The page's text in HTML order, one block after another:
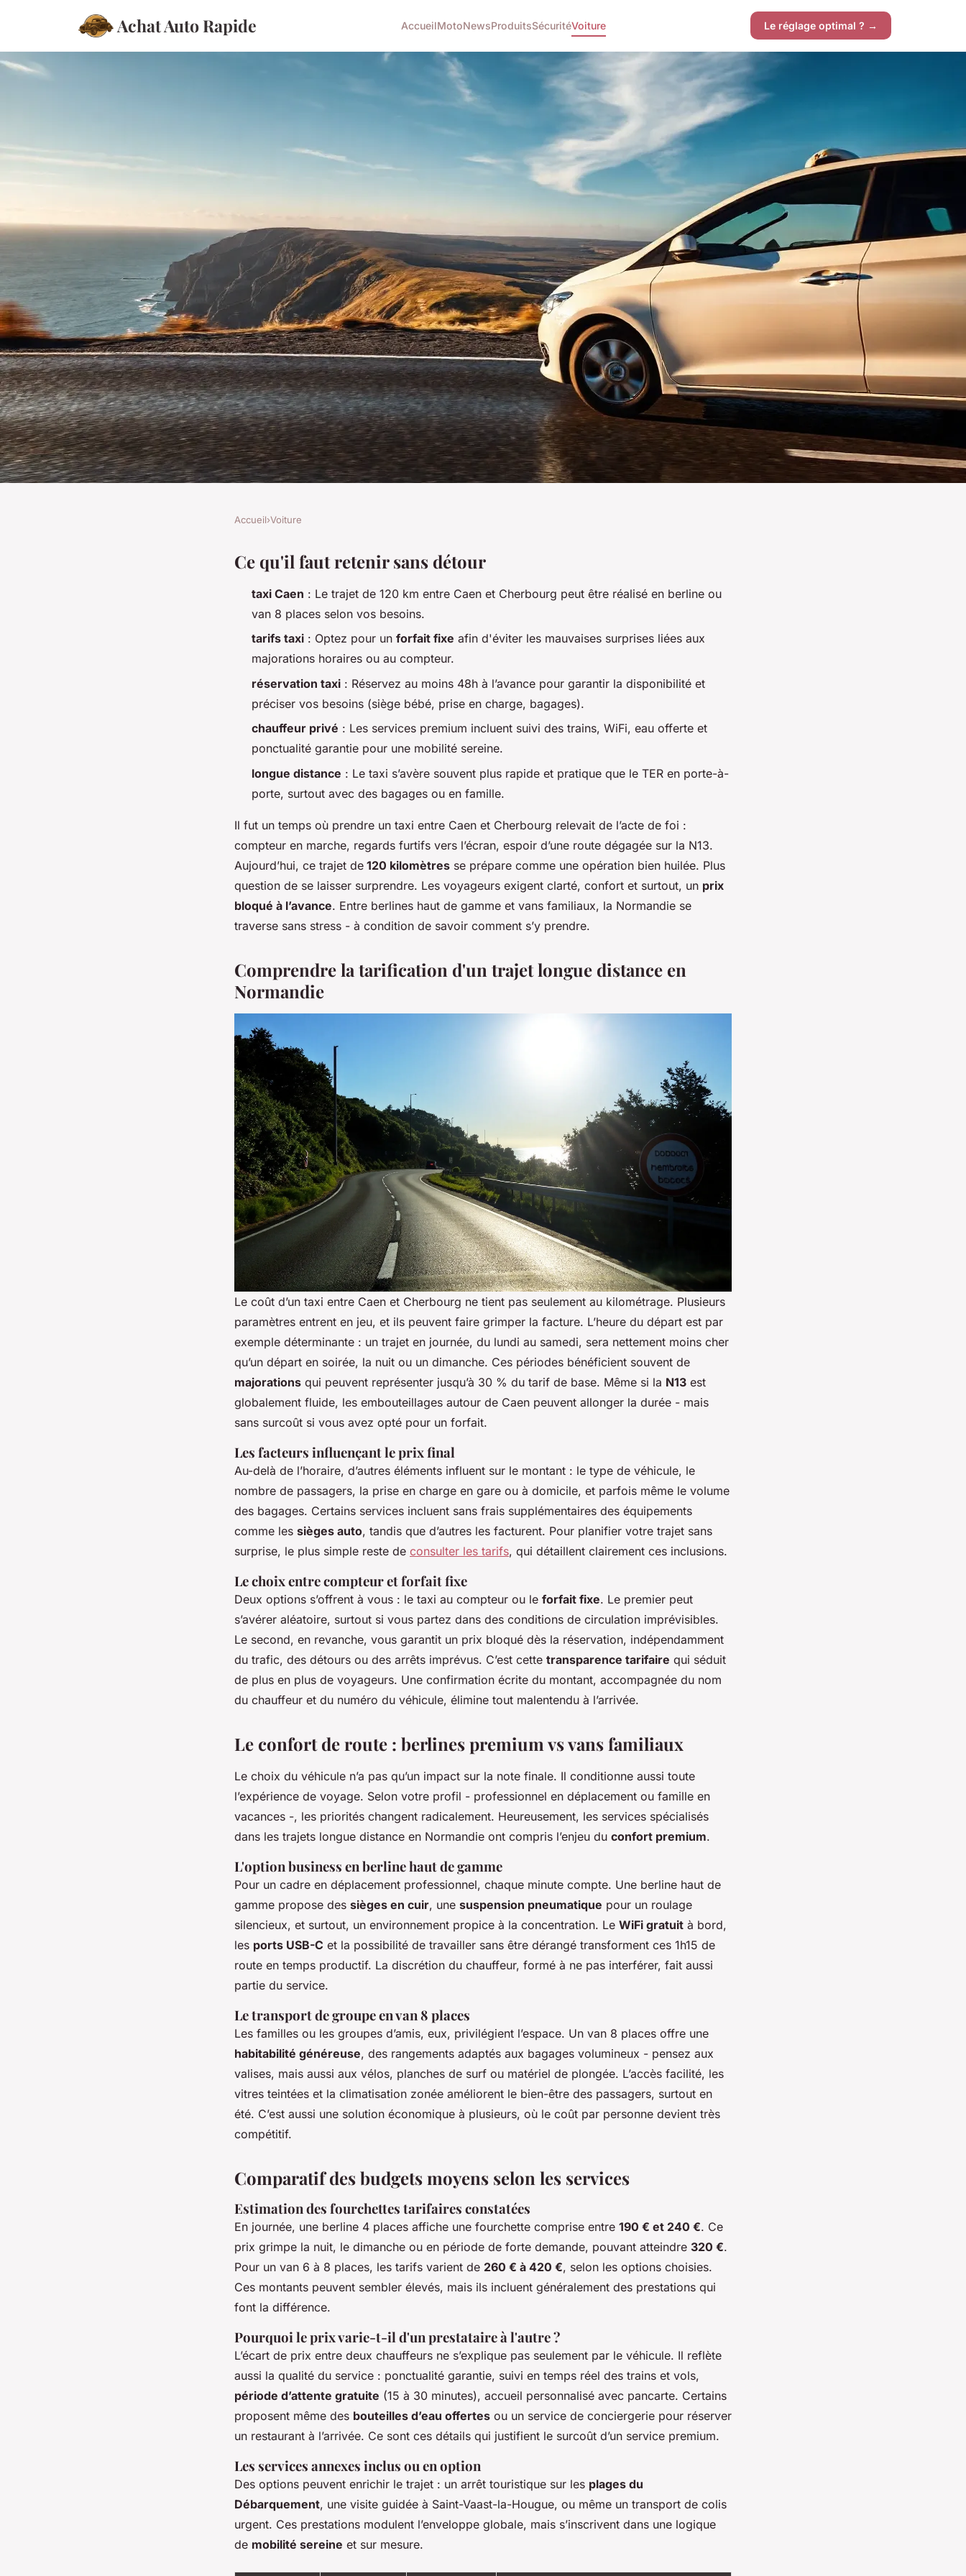
Achat Auto Rapide AccueilMotoNewsProduitsSécuritéVoiture Le réglage optimal ? →
Guide des tarifs des taxis entre Caen et
Accueil›Voiture
Ce qu'il faut retenir sans détour
taxi Caen : Le trajet de 120 km entre Caen et Cherbourg peut être réalisé en berline ou
van 8 places selon vos besoins.
tarifs taxi : Optez pour un forfait fixe afin d'éviter les mauvaises surprises liées aux
majorations horaires ou au compteur.
réservation taxi : Réservez au moins 48h à l’avance pour garantir la disponibilité et
préciser vos besoins (siège bébé, prise en charge, bagages).
chauffeur privé : Les services premium incluent suivi des trains, WiFi, eau offerte et
ponctualité garantie pour une mobilité sereine.
longue distance : Le taxi s’avère souvent plus rapide et pratique que le TER en porte-à-
porte, surtout avec des bagages ou en famille.
Il fut un temps où prendre un taxi entre Caen et Cherbourg relevait de l’acte de foi :
compteur en marche, regards furtifs vers l’écran, espoir d’une route dégagée sur la N13.
Aujourd’hui, ce trajet de 120 kilomètres se prépare comme une opération bien huilée. Plus
question de se laisser surprendre. Les voyageurs exigent clarté, confort et surtout, un prix
bloqué à l’avance. Entre berlines haut de gamme et vans familiaux, la Normandie se
traverse sans stress - à condition de savoir comment s’y prendre.
Comprendre la tarification d'un trajet longue distance en
Normandie
Le coût d’un taxi entre Caen et Cherbourg ne tient pas seulement au kilométrage. Plusieurs
paramètres entrent en jeu, et ils peuvent faire grimper la facture. L’heure du départ est par
exemple déterminante : un trajet en journée, du lundi au samedi, sera nettement moins cher
qu’un départ en soirée, la nuit ou un dimanche. Ces périodes bénéficient souvent de
majorations qui peuvent représenter jusqu’à 30 % du tarif de base. Même si la N13 est
globalement fluide, les embouteillages autour de Caen peuvent allonger la durée - mais
sans surcoût si vous avez opté pour un forfait.
Les facteurs influençant le prix final
Au-delà de l’horaire, d’autres éléments influent sur le montant : le type de véhicule, le
nombre de passagers, la prise en charge en gare ou à domicile, et parfois même le volume
des bagages. Certains services incluent sans frais supplémentaires des équipements
comme les sièges auto, tandis que d’autres les facturent. Pour planifier votre trajet sans
surprise, le plus simple reste de consulter les tarifs, qui détaillent clairement ces inclusions.
Le choix entre compteur et forfait fixe
Deux options s’offrent à vous : le taxi au compteur ou le forfait fixe. Le premier peut
s’avérer aléatoire, surtout si vous partez dans des conditions de circulation imprévisibles.
Le second, en revanche, vous garantit un prix bloqué dès la réservation, indépendamment
du trafic, des détours ou des arrêts imprévus. C’est cette transparence tarifaire qui séduit
de plus en plus de voyageurs. Une confirmation écrite du montant, accompagnée du nom
du chauffeur et du numéro du véhicule, élimine tout malentendu à l’arrivée.
Le confort de route : berlines premium vs vans familiaux
Le choix du véhicule n’a pas qu’un impact sur la note finale. Il conditionne aussi toute
l’expérience de voyage. Selon votre profil - professionnel en déplacement ou famille en
vacances -, les priorités changent radicalement. Heureusement, les services spécialisés
dans les trajets longue distance en Normandie ont compris l’enjeu du confort premium.
L'option business en berline haut de gamme
Pour un cadre en déplacement professionnel, chaque minute compte. Une berline haut de
gamme propose des sièges en cuir, une suspension pneumatique pour un roulage
silencieux, et surtout, un environnement propice à la concentration. Le WiFi gratuit à bord,
les ports USB-C et la possibilité de travailler sans être dérangé transforment ces 1h15 de
route en temps productif. La discrétion du chauffeur, formé à ne pas interférer, fait aussi
partie du service.
Le transport de groupe en van 8 places
Les familles ou les groupes d’amis, eux, privilégient l’espace. Un van 8 places offre une
habitabilité généreuse, des rangements adaptés aux bagages volumineux - pensez aux
valises, mais aussi aux vélos, planches de surf ou matériel de plongée. L’accès facilité, les
vitres teintées et la climatisation zonée améliorent le bien-être des passagers, surtout en
été. C’est aussi une solution économique à plusieurs, où le coût par personne devient très
compétitif.
Comparatif des budgets moyens selon les services
Estimation des fourchettes tarifaires constatées
En journée, une berline 4 places affiche une fourchette comprise entre 190 € et 240 €. Ce
prix grimpe la nuit, le dimanche ou en période de forte demande, pouvant atteindre 320 €.
Pour un van 6 à 8 places, les tarifs varient de 260 € à 420 €, selon les options choisies.
Ces montants peuvent sembler élevés, mais ils incluent généralement des prestations qui
font la différence.
Pourquoi le prix varie-t-il d'un prestataire à l'autre ?
L’écart de prix entre deux chauffeurs ne s’explique pas seulement par le véhicule. Il reflète
aussi la qualité du service : ponctualité garantie, suivi en temps réel des trains et vols,
période d’attente gratuite (15 à 30 minutes), accueil personnalisé avec pancarte. Certains
proposent même des bouteilles d’eau offertes ou un service de conciergerie pour réserver
un restaurant à l’arrivée. Ce sont ces détails qui justifient le surcoût d’un service premium.
Les services annexes inclus ou en option
Des options peuvent enrichir le trajet : un arrêt touristique sur les plages du
Débarquement, une visite guidée à Saint-Vaast-la-Hougue, ou même un transport de colis
urgent. Ces prestations modulent l’enveloppe globale, mais s’inscrivent dans une logique
de mobilité sereine et sur mesure.